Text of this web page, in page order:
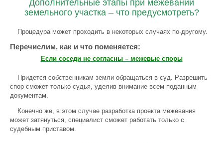
Дополнительные этапы при межевании
земельного участка – что предусмотреть?
Процедура может проходить в некоторых случаях по-другому.
Перечислим, как и что поменяется:
Если соседи не согласны – межевые споры
Придется собственникам земли обращаться в суд. Разрешить
спор сможет только судья, уделив внимание всем поданным
документам.
Конечно же, в этом случае разработка проекта межевания
может затянуться, специалист сможет работать только с
судебным приставом.